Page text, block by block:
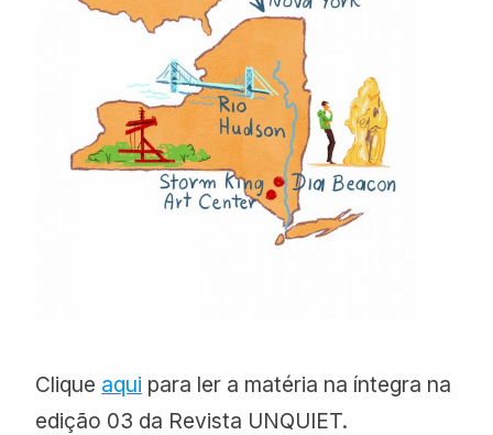
Clique aqui para ler a matéria na íntegra na
edição 03 da Revista UNQUIET.